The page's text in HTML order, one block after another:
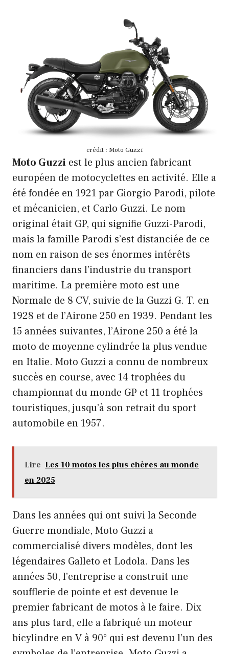
crédit : Moto Guzzi
Moto Guzzi est le plus ancien fabricant
européen de motocyclettes en activité. Elle a
été fondée en 1921 par Giorgio Parodi, pilote
et mécanicien, et Carlo Guzzi. Le nom
original était GP, qui signifie Guzzi-Parodi,
mais la famille Parodi s’est distanciée de ce
nom en raison de ses énormes intérêts
financiers dans l’industrie du transport
maritime. La première moto est une
Normale de 8 CV, suivie de la Guzzi G. T. en
1928 et de l’Airone 250 en 1939. Pendant les
15 années suivantes, l’Airone 250 a été la
moto de moyenne cylindrée la plus vendue
en Italie. Moto Guzzi a connu de nombreux
succès en course, avec 14 trophées du
championnat du monde GP et 11 trophées
touristiques, jusqu’à son retrait du sport
automobile en 1957.
Lire Les 10 motos les plus chères au monde
en 2025
Dans les années qui ont suivi la Seconde
Guerre mondiale, Moto Guzzi a
commercialisé divers modèles, dont les
légendaires Galleto et Lodola. Dans les
années 50, l’entreprise a construit une
soufflerie de pointe et est devenue le
premier fabricant de motos à le faire. Dix
ans plus tard, elle a fabriqué un moteur
bicylindre en V à 90° qui est devenu l’un des